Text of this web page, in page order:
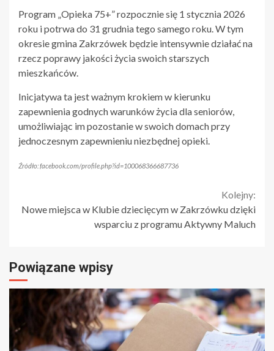
Program „Opieka 75+” rozpocznie się 1 stycznia 2026
roku i potrwa do 31 grudnia tego samego roku. W tym
okresie gmina Zakrzówek będzie intensywnie działać na
rzecz poprawy jakości życia swoich starszych
mieszkańców.
Inicjatywa ta jest ważnym krokiem w kierunku
zapewnienia godnych warunków życia dla seniorów,
umożliwiając im pozostanie w swoich domach przy
jednoczesnym zapewnieniu niezbędnej opieki.
Źródło: facebook.com/profile.php?id=100068366687736
Reading
Kolejny:
Nowe miejsca w Klubie dziecięcym w Zakrzówku dzięki
wsparciu z programu Aktywny Maluch
Powiązane wpisy